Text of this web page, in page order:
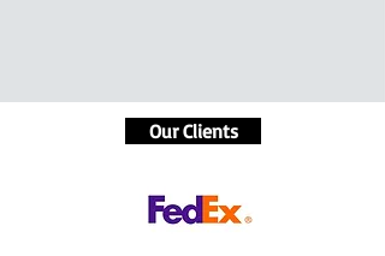
Our Clients